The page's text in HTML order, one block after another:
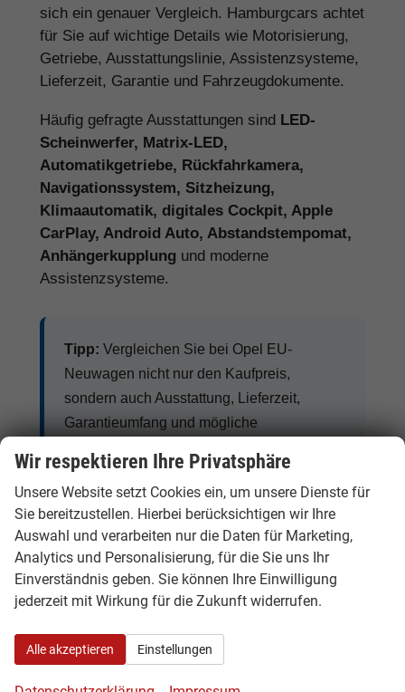
sich ein genauer Vergleich. Hamburgcars achtet
für Sie auf wichtige Details wie Motorisierung,
Getriebe, Ausstattungslinie, Assistenzsysteme,
Lieferzeit, Garantie und Fahrzeugdokumente.
Häufig gefragte Ausstattungen sind LED-
Scheinwerfer, Matrix-LED,
Automatikgetriebe, Rückfahrkamera,
Navigationssystem, Sitzheizung,
Klimaautomatik, digitales Cockpit, Apple
CarPlay, Android Auto, Abstandstempomat,
Anhängerkupplung und moderne
Assistenzsysteme.
Tipp: Vergleichen Sie bei Opel EU-
Neuwagen nicht nur den Kaufpreis,
sondern auch Ausstattung, Lieferzeit,
Garantieumfang und mögliche
tatsächlichen Preisvorteil.
Opel Benziner, Diesel, Hybrid und
Elektro
Opel bietet je nach Modell klassische Benziner,
Diesel, Hybrid-Varianten, Plug-in-Hybride und
Wir respektieren Ihre Privatsphäre
Unsere Website setzt Cookies ein, um unsere Dienste für
Sie bereitzustellen. Hierbei berücksichtigen wir Ihre
Auswahl und verarbeiten nur die Daten für Marketing,
Analytics und Personalisierung, für die Sie uns Ihr
Einverständnis geben. Sie können Ihre Einwilligung
jederzeit mit Wirkung für die Zukunft widerrufen.
Alle akzeptieren Einstellungen